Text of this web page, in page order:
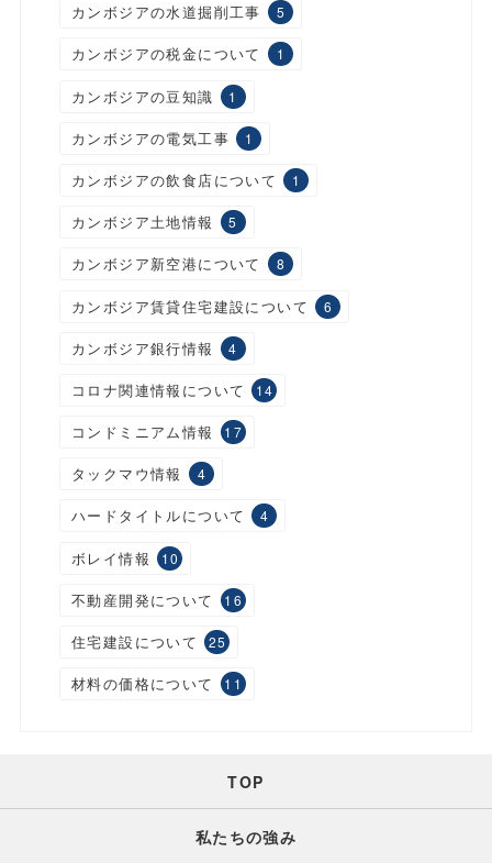
カンボジアの水道掘削工事 5
カンボジアの税金について 1
カンボジアの豆知識 1
カンボジアの電気工事 1
カンボジアの飲食店について 1
カンボジア土地情報 5
カンボジア新空港について 8
カンボジア賃貸住宅建設について 6
カンボジア銀行情報 4
コロナ関連情報について 14
コンドミニアム情報 17
タックマウ情報 4
ハードタイトルについて 4
ボレイ情報 10
不動産開発について 16
住宅建設について 25
材料の価格について 11
TOP
私たちの強み